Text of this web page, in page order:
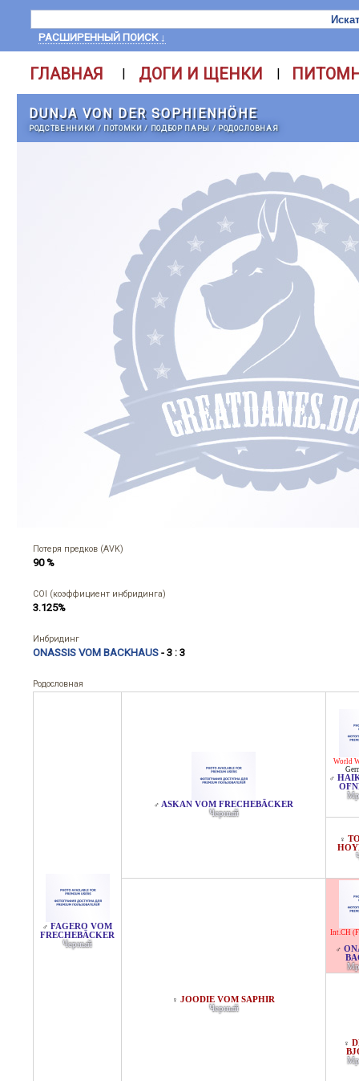
РАСШИРЕННЫЙ ПОИСК ↓
ГЛАВНАЯ | ДОГИ И ЩЕНКИ |
DUNJA VON DER SOPHIENHÖHE
РОДСТВЕННИКИ / ПОТОМКИ/ ПОДБОР ПАРЫ / РОДОСЛОВНАЯ
Потеря предков (AVK)
90 %
COI (коэффициент инбридинга)
3.125%
Инбридинг
ONASSIS VOM BACKHAUS - 3 : 3
Родословная
♂ FAGERO VOM
FRECHEBÄCKER
Черный
♂ ASKAN VOM FRECHEBÄCKER
Черный
World
♂
♀
♀ JOODIE VOM SAPHIR
Черный
Int.CH
♂
♀